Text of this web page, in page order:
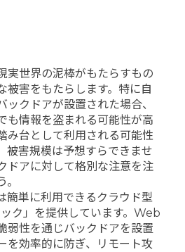
実世界の泥棒がもたらすもの
被害をもたらします。特に自
ックドアが設置された場合、
も情報を盗まれる可能性が高
み台として利用される可能性
被害規模は予想すらできませ
ドアに対して格別な注意を注
簡単に利用できるクラウド型
ク」を提供しています。Web
弱性を通じバックドアを設置
を効率的に防ぎ、リモート攻